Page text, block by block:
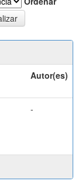
Autor(es)
-